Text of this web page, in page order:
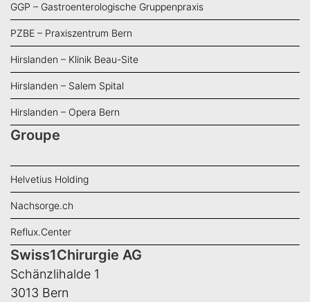
GGP – Gastroenterologische Gruppenpraxis
PZBE – Praxiszentrum Bern
Hirslanden – Klinik Beau-Site
Hirslanden – Salem Spital
Hirslanden – Opera Bern
Groupe
Helvetius Holding
Nachsorge.ch
Reflux.Center
Swiss1Chirurgie AG
Schänzlihalde 1
3013 Bern